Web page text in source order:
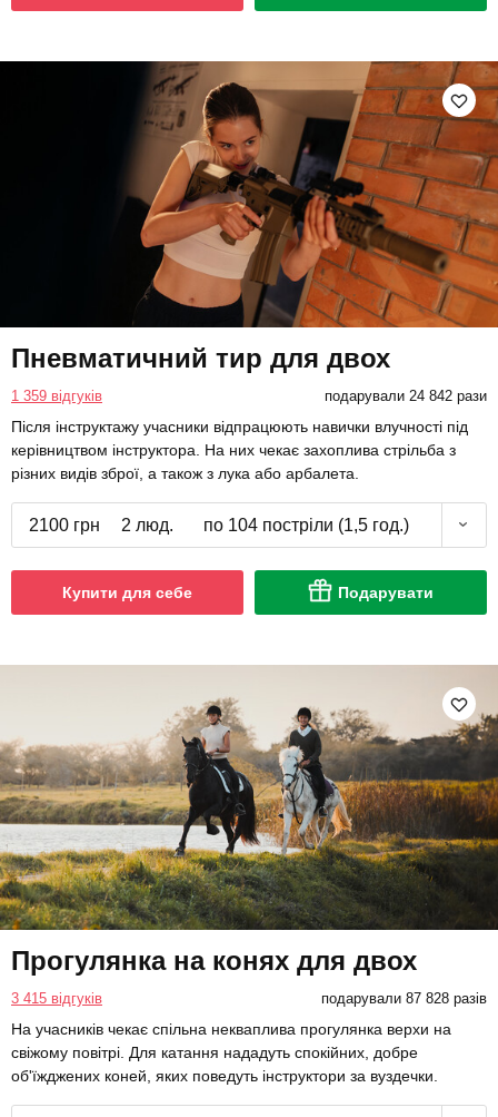
Пневматичний тир для двох
1 359 відгуків подарували 24 842 рази
Після інструктажу учасники відпрацюють навички влучності під
керівництвом інструктора. На них чекає захоплива стрільба з
різних видів зброї, а також з лука або арбалета.
2100 грн 2 люд. по 104 постріли (1,5 год.)
Купити для себе Подарувати
Прогулянка на конях для двох
3 415 відгуків подарували 87 828 разів
На учасників чекає спільна некваплива прогулянка верхи на
свіжому повітрі. Для катання нададуть спокійних, добре
об'їжджених коней, яких поведуть інструктори за вуздечки.